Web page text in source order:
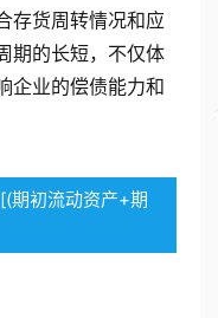
存货周转情况和应
期的长短，不仅体
企业的偿债能力和
期初流动资产+期